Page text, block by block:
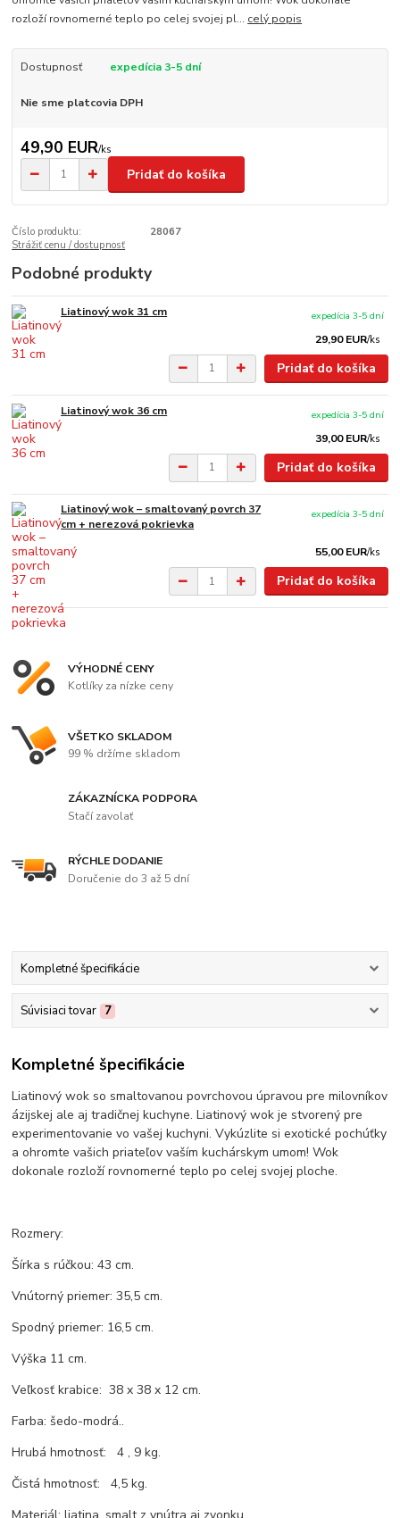
rozloží rovnomerné teplo po celej svojej pl... celý popis
Dostupnosť expedícia 3-5 dní
Nie sme platcovia DPH
49,90 EUR/ks
Pridať do košíka
Číslo produktu:
28067
Strážiť cenu / dostupnosť
Podobné produkty
Liatinový wok 31 cm
29,90 EUR/ks
expedícia 3-5 dní
Pridať do košíka
Liatinový wok 36 cm
39,00 EUR/ks
expedícia 3-5 dní
Pridať do košíka
Liatinový wok – smaltovaný povrch 37
cm + nerezová pokrievka
55,00 EUR/ks
expedícia 3-5 dní
Pridať do košíka
VÝHODNÉ CENY
Kotlíky za nízke ceny
VŠETKO SKLADOM
99 % držíme skladom
ZÁKAZNÍCKA PODPORA
Stačí zavolať
RÝCHLE DODANIE
Doručenie do 3 až 5 dní
Kompletné špecifikácie
Súvisiaci tovar 7
Kompletné špecifikácie
Liatinový wok so smaltovanou povrchovou úpravou pre milovníkov
ázijskej ale aj tradičnej kuchyne. Liatinový wok je stvorený pre
experimentovanie vo vašej kuchyni. Vykúzlite si exotické pochúťky
a ohromte vašich priateľov vaším kuchárskym umom! Wok
dokonale rozloží rovnomerné teplo po celej svojej ploche.
Rozmery:
Šírka s rúčkou: 43 cm.
Vnútorný priemer: 35,5 cm.
Spodný priemer: 16,5 cm.
Výška 11 cm.
Veľkosť krabice: 38 x 38 x 12 cm.
Farba: šedo-modrá..
Hrubá hmotnosť: 4 , 9 kg.
Čistá hmotnosť: 4,5 kg.